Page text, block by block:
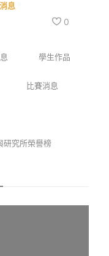
息
0
學生作品
比賽消息
研究所榮譽榜